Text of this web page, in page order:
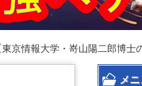
情報大学・嵜山陽二郎博士の
メ